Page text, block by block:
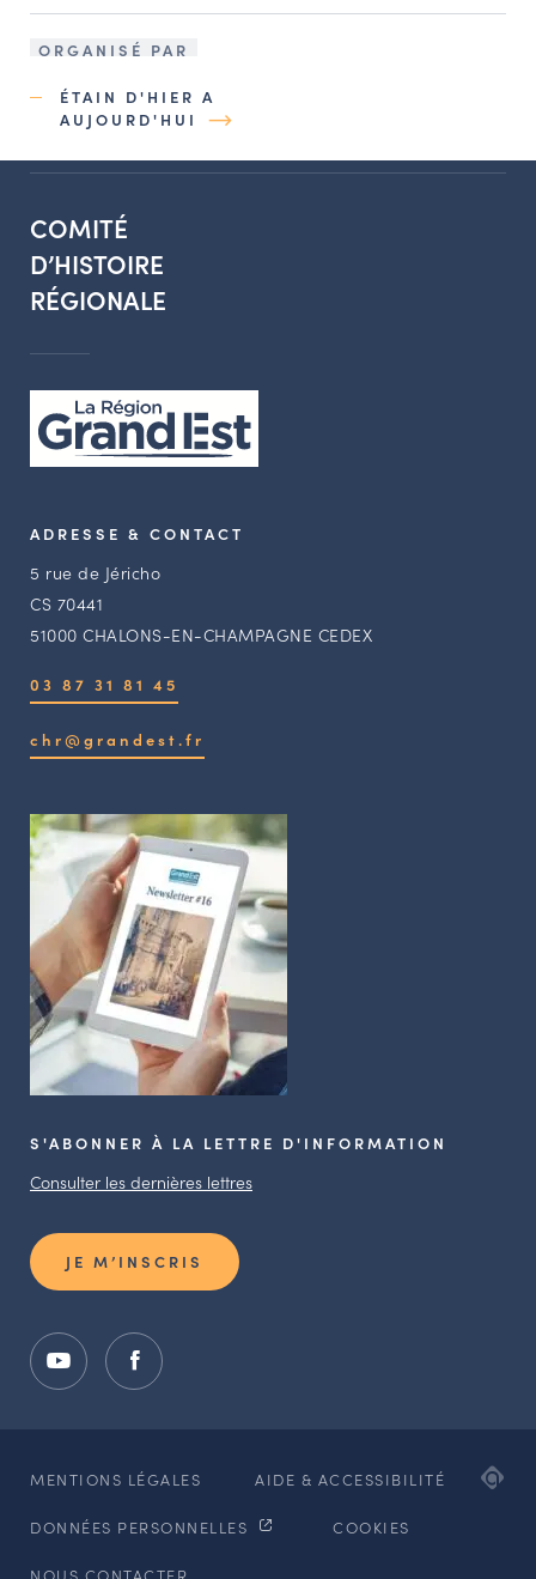
ORGANISÉ PAR
ÉTAIN D'HIER A
AUJOURD'HUI
COMITÉ
D’HISTOIRE
RÉGIONALE
ADRESSE & CONTACT
5 rue de Jéricho
CS 70441
51000 CHALONS-EN-CHAMPAGNE CEDEX
03 87 31 81 45
chr@grandest.fr
S'ABONNER À LA LETTRE D'INFORMATION
Consulter les dernières lettres
JE M’INSCRIS
MENTIONS LÉGALES AIDE & ACCESSIBILITÉ
DONNÉES PERSONNELLES COOKIES